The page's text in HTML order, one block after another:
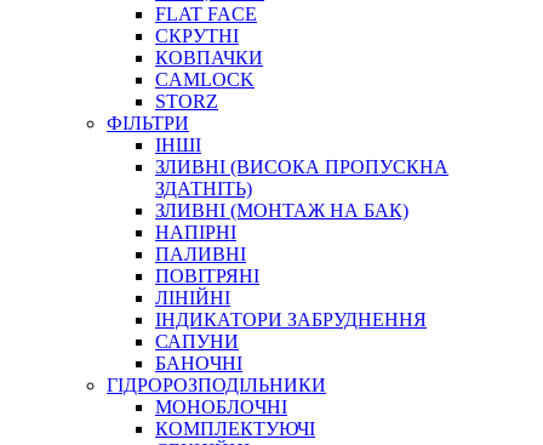
НАСОСИ, КОМПРЕСОРИ, МАНОМЕТРИ
ПАСТА, АНТИСЕПТИК
ІНСТРУМЕНТ
САДОВИЙ ІНВЕНТАР
ЕЛЕКТРИЧНІ ПРИЛАДИ
ПАЛЬНИКИ, ПАЯЛЬНИКИ, ПАЯЛЬНІ ЛАМПИ
ІНСТРУМЕНТИ ДЛЯ ЕЛЕКТРИКА
ЕЛЕКТРОІНСТРУМЕНТИ
ЗАМКИ І КОМПЛЕКТУЮЧІ
ІНСТРУМЕНТИ ДЛЯ ЗВАРЮВАННЯ, АКСЕСУАРИ
FLAT FACE
СКРУТНІ
КОВПАЧКИ
CAMLOCK
STORZ
ФІЛЬТРИ
ІНШІ
ЗЛИВНІ (ВИСОКА ПРОПУСКНА
ЗДАТНІТЬ)
ЗЛИВНІ (МОНТАЖ НА БАК)
НАПІРНІ
ПАЛИВНІ
ПОВІТРЯНІ
ЛІНІЙНІ
ІНДИКАТОРИ ЗАБРУДНЕННЯ
САПУНИ
БАНОЧНІ
ГІДРОРОЗПОДІЛЬНИКИ
МОНОБЛОЧНІ
КОМПЛЕКТУЮЧІ